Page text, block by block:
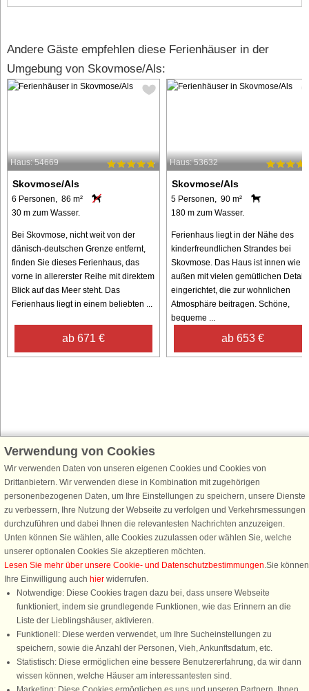
Rufen Sie an, um zu buchen
Andere Gäste empfehlen diese Ferienhäuser in der
Umgebung von Skovmose/Als:
Haus: 54669
Skovmose/Als
6 Personen, 86 m²
30 m zum Wasser.
Bei Skovmose, nicht weit von der
dänisch-deutschen Grenze entfernt,
finden Sie dieses Ferienhaus, das
vorne in allererster Reihe mit direktem
Blick auf das Meer steht. Das
Ferienhaus liegt in einem beliebten ...
ab 671 €
Haus: 53632
Skovmose/Als
5 Personen, 90 m²
180 m zum Wasser.
Ferienhaus liegt in der Nähe des
kinderfreundlichen Strandes bei
Skovmose. Das Haus ist innen wie
außen mit vielen gemütlichen Details
eingerichtet, die zur wohnlichen
Atmosphäre beitragen. Schöne,
bequeme ...
ab 653 €
Schließen Sie sich 100.000 Ferienhaus-Fans an
Erhalten Sie einenWillkommensgutschein von 25 € für Ihren nächsten
Ferienhausurlaub - melden Sie sich einfach für den DanCenter Newsletter
an. Verpassen Sie nie wieder exklusive Angebote, Gewinnspiele und
Urlaubstipps!
Newsletter abonnieren
Verwendung von Cookies
Wir verwenden Daten von unseren eigenen Cookies und Cookies von
Drittanbietern. Wir verwenden diese in Kombination mit zugehörigen
personenbezogenen Daten, um Ihre Einstellungen zu speichern, unsere Dienste
zu verbessern, Ihre Nutzung der Webseite zu verfolgen und Verkehrsmessungen
durchzuführen und dabei Ihnen die relevantesten Nachrichten anzuzeigen.
Unten können Sie wählen, alle Cookies zuzulassen oder wählen Sie, welche
unserer optionalen Cookies Sie akzeptieren möchten.
Lesen Sie mehr über unsere Cookie- und Datenschutzbestimmungen.Sie können
Ihre Einwilligung auch hier widerrufen.
Notwendige: Diese Cookies tragen dazu bei, dass unsere Webseite
funktioniert, indem sie grundlegende Funktionen, wie das Erinnern an die
Liste der Lieblingshäuser, aktivieren.
Funktionell: Diese werden verwendet, um Ihre Sucheinstellungen zu
speichern, sowie die Anzahl der Personen, Vieh, Ankunftsdatum, etc.
Statistisch: Diese ermöglichen eine bessere Benutzererfahrung, da wir dann
wissen können, welche Häuser am interessantesten sind.